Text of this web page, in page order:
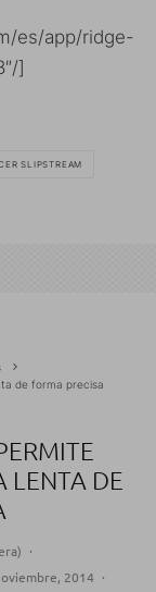
es/app/ridge-
]
SLIPSTREAM
de forma precisa
LENTA DE
·
2014 ·